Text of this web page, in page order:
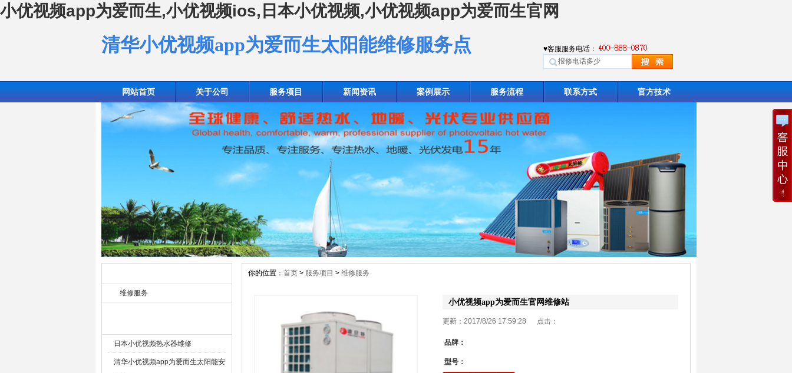
小优视频app为爱而生,小优视频ios,日本小优视频,小优视频app为爱而生官网
清华小优视频app为爱而生太阳能维修服务点 ♥客服服务电话：
网站首页 关于公司 服务项目 新闻资讯 案例展示 服务流程 联系方式 官方技术
维修服务
日本小优视频热水器维修
清华小优视频app为爱而生太阳能安
你的位置： 首页 > 服务项目 > 维修服务
小优视频app为爱而生官网维修站
更新：2017/8/26 17:59:28 点击：
品牌：
型号：